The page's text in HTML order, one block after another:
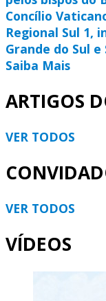
Concílio
Regional Sul 1,
Grande do Sul
Saiba Mais
ARTIGOS
VER TODOS
VER TODOS
VÍDEOS